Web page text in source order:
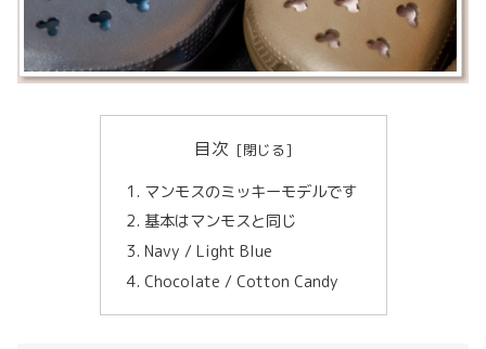
目次
マンモスのミッキーモデルです
基本はマンモスと同じ
Navy / Light Blue
Chocolate / Cotton Candy